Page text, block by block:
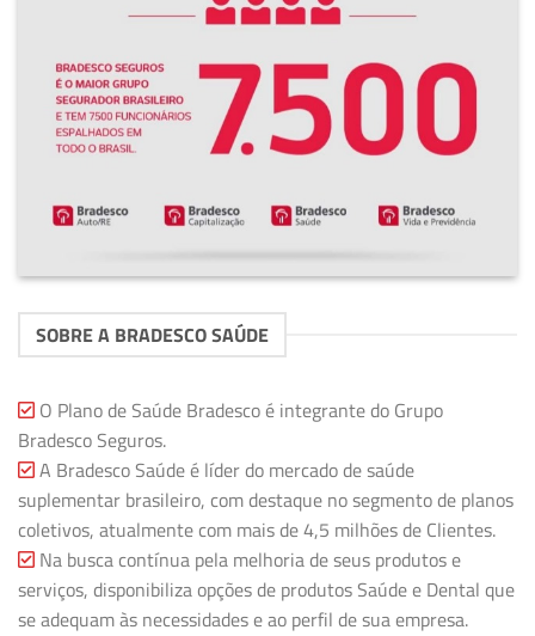
SOBRE A BRADESCO SAÚDE
O Plano de Saúde Bradesco é integrante do Grupo
Bradesco Seguros.
A Bradesco Saúde é líder do mercado de saúde
suplementar brasileiro, com destaque no segmento de planos
coletivos, atualmente com mais de 4,5 milhões de Clientes.
Na busca contínua pela melhoria de seus produtos e
serviços, disponibiliza opções de produtos Saúde e Dental que
se adequam às necessidades e ao perfil de sua empresa.